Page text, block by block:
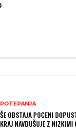
POTEPANJA
ŠE OBSTAJA POCENI
KRAJ NAVDUŠUJE Z NIZKIMI